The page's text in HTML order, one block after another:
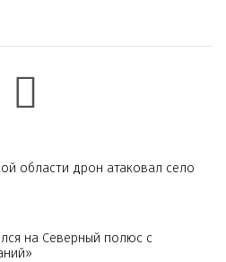
области дрон атаковал село
на Северный полюс с